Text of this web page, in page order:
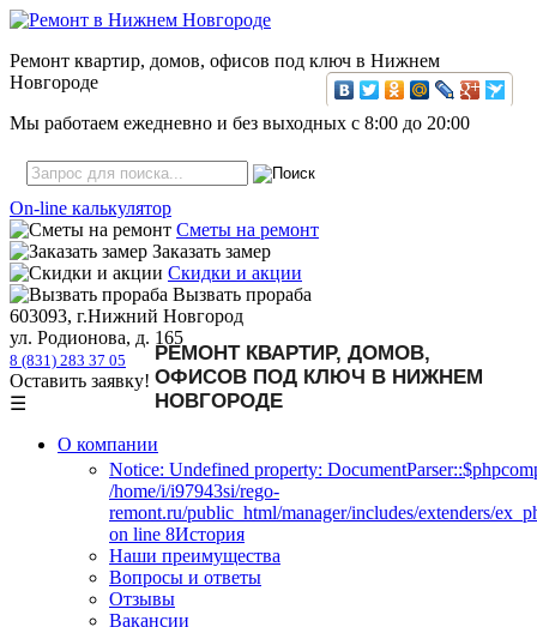
Ремонт квартир, домов, офисов под ключ в Нижнем
Новгороде
Мы работаем ежедневно и без выходных с 8:00 до 20:00
On-line калькулятор
Сметы на ремонт
Заказать замер
Скидки и акции
Вызвать прораба
603093, г.Нижний Новгород
ул. Родионова, д. 165
8 (831) 283 37 05
Оставить заявку!
☰
О компании
Notice: Undefined property:
/home/i/i97943si/rego-
remont.ru/public_html/manager/includes/extenders/
on line 8История
Наши преимущества
Вопросы и ответы
Отзывы
Вакансии
РЕМОНТ КВАРТИР, ДОМОВ,
ОФИСОВ ПОД КЛЮЧ В НИЖНЕМ
НОВГОРОДЕ